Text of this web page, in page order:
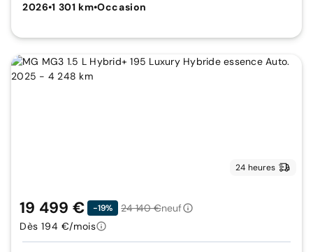
2026•1 301 km•Occasion
24 heures
19 499 € -19% 24 140 €neuf
Dès 194 €/mois